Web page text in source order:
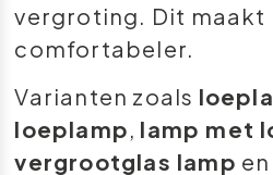
vergroting. Dit maakt
comfortabeler.
Varianten zoals
loeplamp, lamp met
vergrootglas lamp en